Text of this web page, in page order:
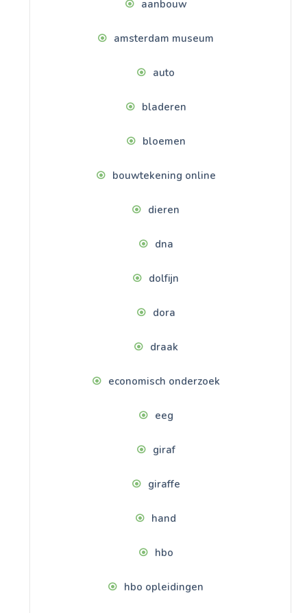
aanbouw
amsterdam museum
auto
bladeren
bloemen
bouwtekening online
dieren
dna
dolfijn
dora
draak
economisch onderzoek
eeg
giraf
giraffe
hand
hbo
hbo opleidingen